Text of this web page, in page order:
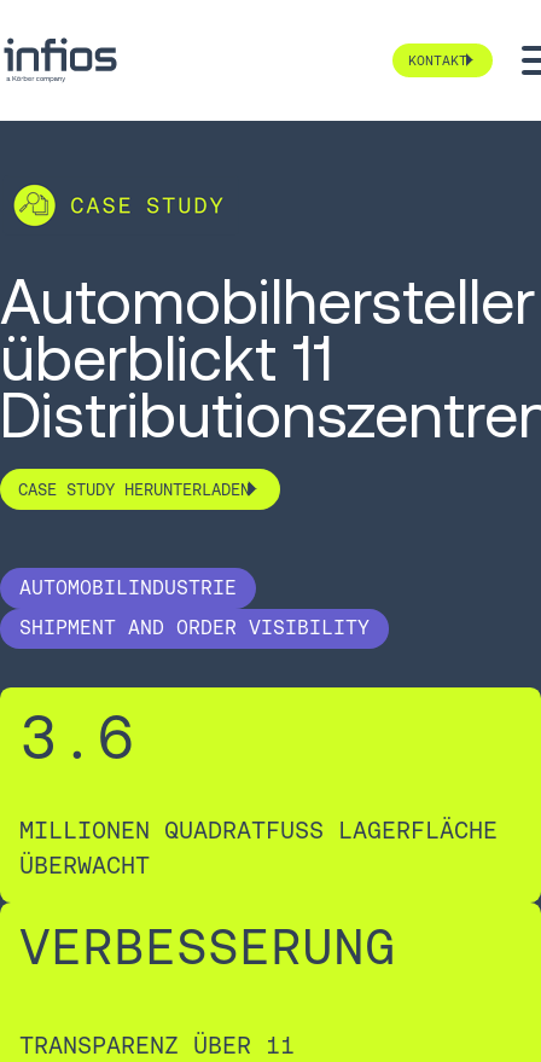
KONTAKT
Automobilhersteller
überblickt 11
CASE STUDY HERUNTERLADEN
AUTOMOBILINDUSTRIE
SHIPMENT AND ORDER VISIBILITY
3 .6
MILLIONEN QUADRATFUSS LAGERFLÄCHE Ü
BERWACHT
VERBESSERUNG
TRANSPARENZ ÜBER 11